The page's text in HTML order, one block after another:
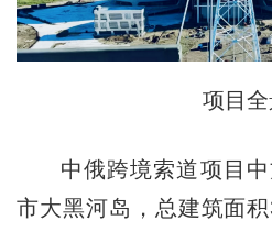
项目
中俄跨境索道项目
市大黑河岛，总建筑面